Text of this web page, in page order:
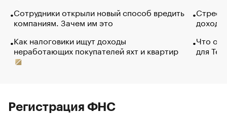
Сотрудники открыли новый способ вредить
компаниям. Зачем им это
Как налоговики ищут доходы
неработающих покупателей яхт и квартир
Что
для
Регистрация ФНС